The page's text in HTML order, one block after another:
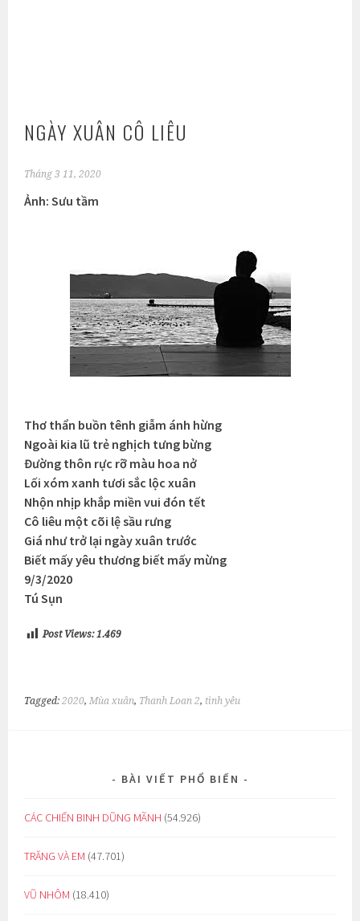
NGÀY XUÂN CÔ LIÊU
Tháng 3 11, 2020
Ảnh: Sưu tầm
Thơ thẩn buồn tênh giẫm ánh hừng
Ngoài kia lũ trẻ nghịch tưng bừng
Đường thôn rực rỡ màu hoa nở
Lối xóm xanh tươi sắc lộc xuân
Nhộn nhịp khắp miền vui đón tết
Cô liêu một cõi lệ sầu rưng
Giá như trở lại ngày xuân trước
Biết mấy yêu thương biết mấy mừng
9/3/2020
Tú Sụn
Post Views: 1.469
Tagged:2020,Mùa xuân, Thanh Loan 2, tình yêu
BÀI VIẾT PHỔ BIẾN
CÁC CHIẾN BINH DŨNG MÃNH (54.926)
TRĂNG VÀ EM (47.701)
VŨ NHÔM (18.410)